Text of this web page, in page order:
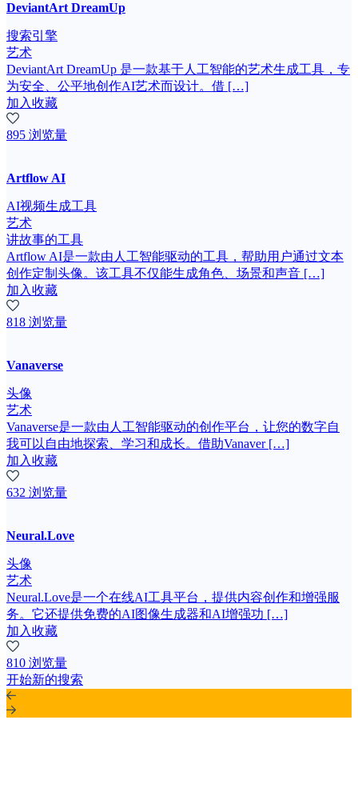
DeviantArt DreamUp
搜索引擎
艺术
DeviantArt DreamUp 是一款基于人工智能的艺术生成工具，专
为安全、公平地创作AI艺术而设计。借 […]
加入收藏
895 浏览量
Artflow AI
AI视频生成工具
艺术
讲故事的工具
Artflow AI是一款由人工智能驱动的工具，帮助用户通过文本
创作定制头像。该工具不仅能生成角色、场景和声音 […]
加入收藏
818 浏览量
Vanaverse
头像
艺术
Vanaverse是一款由人工智能驱动的创作平台，让您的数字自
我可以自由地探索、学习和成长。借助Vanaver […]
加入收藏
632 浏览量
Neural.Love
头像
艺术
Neural.Love是一个在线AI工具平台，提供内容创作和增强服
务。它还提供免费的AI图像生成器和AI增强功 […]
加入收藏
810 浏览量
开始新的搜索